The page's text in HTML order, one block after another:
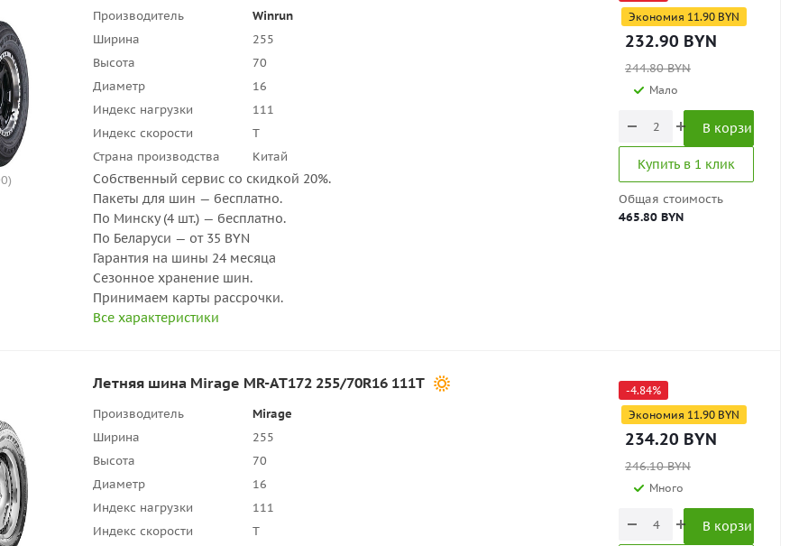
Производитель
Winrun
Ширина
255
Высота
70
Диаметр
16
Индекс нагрузки
111
Индекс скорости
T
Страна производства
Китай
Собственный сервис со скидкой 20%.
Пакеты для шин — бесплатно.
По Минску (4 шт.) — бесплатно.
По Беларуси — от 35 BYN
Гарантия на шины 24 месяца
Сезонное хранение шин.
Принимаем карты рассрочки.
Все характеристики
Экономия 11.90 BYN
232.90 BYN
244.80BYN
Мало
В корзину
Купить в 1 клик
Общая стоимость
465.80 BYN
Летняя шина Mirage MR-AT172 255/70R16 111T
Производитель
Mirage
Ширина
255
Высота
70
Диаметр
16
Индекс нагрузки
111
Индекс скорости
T
-4.84%
Экономия 11.90 BYN
234.20 BYN
246.10BYN
Много
В корзину